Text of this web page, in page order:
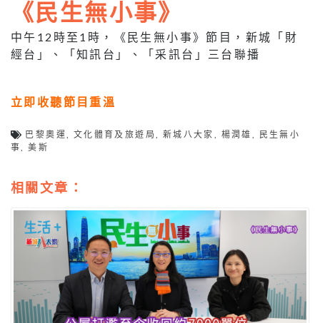
《民生無小事》
中午12時至1時，《民生無小事》節目，新城「財
經台」、「知訊台」、「采訊台」三台聯播
立即收聽節目重溫
巴黎奧運, 文化體育及旅遊局, 新城八大家 , 楊潤雄 ,
民生無小
事,美斯
相關文章：